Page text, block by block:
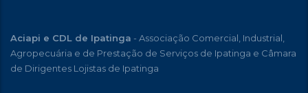
Aciapi e CDL de Ipatinga - Associação Comercial, Industrial,
Agropecuária e de Prestação de Serviços de Ipatinga e Câmara
de Dirigentes Lojistas de Ipatinga